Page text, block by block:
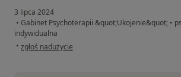
3 lipca 2024
• Gabinet Psychoterapii &quot;Ukojenie&quot; •
indywidualna
• w opinii użytkownika A.
zgłoś nadużycie